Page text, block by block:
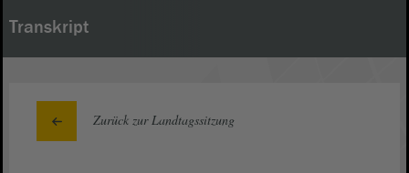
Transkript
Zurück zur Landtagssitzung